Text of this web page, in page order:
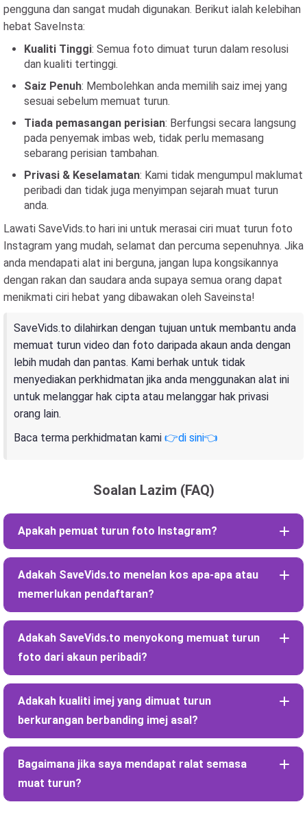
pengguna dan sangat mudah digunakan. Berikut ialah kelebihan
hebat SaveInsta:
Kualiti Tinggi: Semua foto dimuat turun dalam resolusi
dan kualiti tertinggi.
Saiz Penuh: Membolehkan anda memilih saiz imej yang
sesuai sebelum memuat turun.
Tiada pemasangan perisian: Berfungsi secara langsung
pada penyemak imbas web, tidak perlu memasang
sebarang perisian tambahan.
Privasi & Keselamatan: Kami tidak mengumpul maklumat
peribadi dan tidak juga menyimpan sejarah muat turun
anda.
Lawati SaveVids.to hari ini untuk merasai ciri muat turun foto
Instagram yang mudah, selamat dan percuma sepenuhnya. Jika
anda mendapati alat ini berguna, jangan lupa kongsikannya
dengan rakan dan saudara anda supaya semua orang dapat
menikmati ciri hebat yang dibawakan oleh Saveinsta!
SaveVids.to dilahirkan dengan tujuan untuk membantu anda
memuat turun video dan foto daripada akaun anda dengan
lebih mudah dan pantas. Kami berhak untuk tidak
menyediakan perkhidmatan jika anda menggunakan alat ini
untuk melanggar hak cipta atau melanggar hak privasi
orang lain.
Baca terma perkhidmatan kami 👉di sini👈
Soalan Lazim (FAQ)
Apakah pemuat turun foto Instagram?
Adakah SaveVids.to menelan kos apa-apa atau
memerlukan pendaftaran?
Adakah SaveVids.to menyokong memuat turun
foto dari akaun peribadi?
Adakah kualiti imej yang dimuat turun
berkurangan berbanding imej asal?
Bagaimana jika saya mendapat ralat semasa
muat turun?